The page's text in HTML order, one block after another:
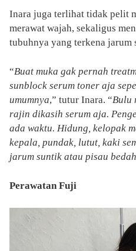
Inara juga terlihat tidak pelit
merawat wajah, sekaligus
tubuhnya yang terkena jarum
“Buat muka gak pernah
sunblock serum toner aja
umumnya,” tutur Inara. “Bulu
rajin dikasih serum aja.
ada waktu. Hidung, kelopak
kepala, pundak, lutut, kaki
jarum suntik atau pisau
Perawatan Fuji